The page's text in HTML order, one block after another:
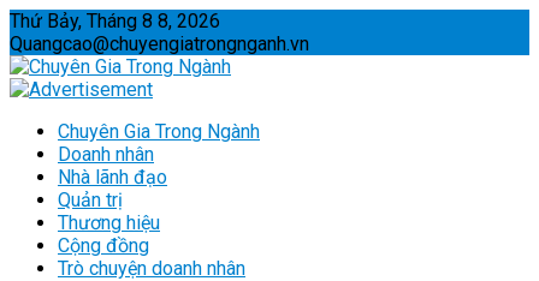
Thứ Bảy, Tháng 8 8, 2026
Quangcao@chuyengiatrongnganh.vn
Chuyên Gia Trong Ngành
Doanh nhân
Nhà lãnh đạo
Quản trị
Thương hiệu
Cộng đồng
Trò chuyện doanh nhân